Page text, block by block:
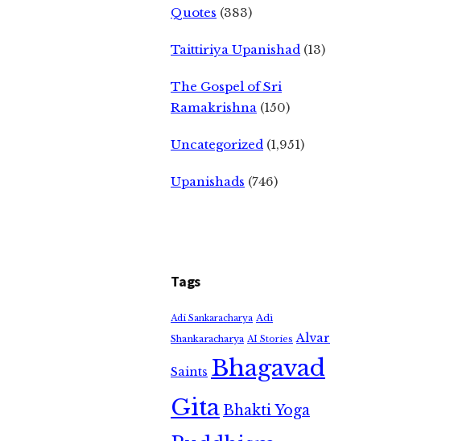
Quotes (383)
Taittiriya Upanishad (13)
The Gospel of Sri
Ramakrishna (150)
Uncategorized (1,951)
Upanishads (746)
Tags
Adi Sankaracharya Adi
Shankaracharya AI Stories Alvar
Saints Bhagavad
GitaBhakti Yoga